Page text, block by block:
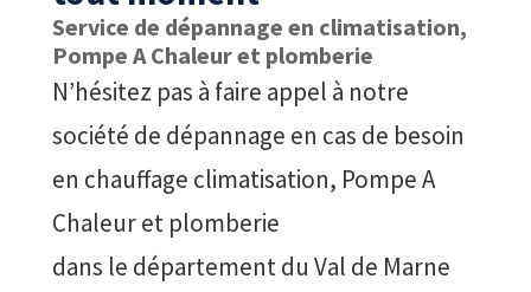
Service de dépannage en climatisation,
Pompe A Chaleur et plomberie
N’hésitez pas à faire appel à notre
société de dépannage en cas de besoin
en chauffage climatisation, Pompe A
Chaleur et plomberie
dans le département du Val de Marne